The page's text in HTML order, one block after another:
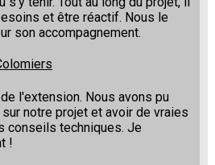
et être réactif. Nous le
son accompagnement.
l'extension. Nous avons pu
notre projet et avoir de vraies
conseils techniques. Je
!